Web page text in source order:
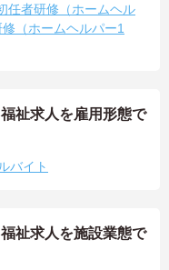
任者研修（ホームヘル
（ホームヘルパー1
祉求人を雇用形態で
バイト
祉求人を施設業態で